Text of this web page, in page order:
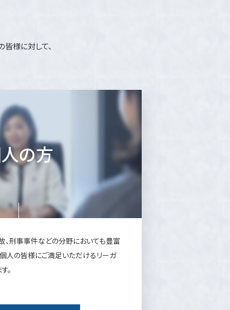
様に対して、
の方
、刑事事件などの分野においても豊富
人の皆様にご満足いただけるリーガ
。